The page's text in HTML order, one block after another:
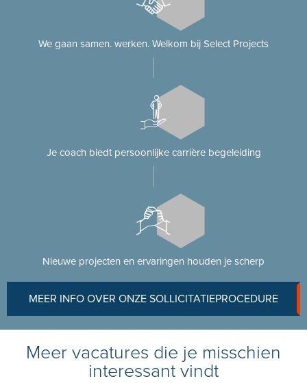
We gaan samen. werken. Welkom bij Select Projects
Je coach biedt persoonlijke carrière begeleiding
Nieuwe projecten en ervaringen houden je scherp
MEER INFO OVER ONZE SOLLICITATIEPROCEDURE
Meer vacatures die je misschien
interessant vindt